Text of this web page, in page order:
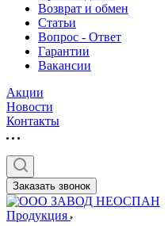
Возврат и обмен
Статьи
Вопрос - Ответ
Гарантии
Вакансии
Акции
Новости
Контакты
Заказать звонок
Продукция